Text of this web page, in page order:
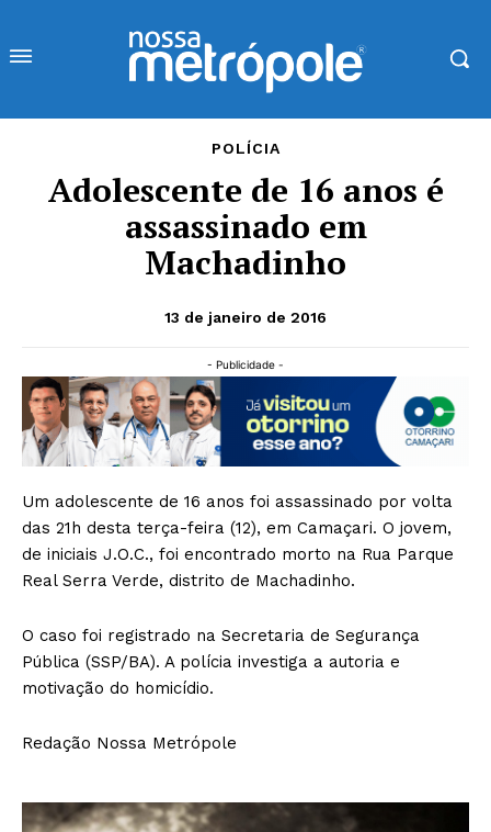
POLÍCIA
Adolescente de 16 anos é
assassinado em
Machadinho
13 de janeiro de 2016
- Publicidade -
Um adolescente de 16 anos foi assassinado por volta
das 21h desta terça-feira (12), em Camaçari. O jovem,
de iniciais J.O.C., foi encontrado morto na Rua Parque
Real Serra Verde, distrito de Machadinho.
O caso foi registrado na Secretaria de Segurança
Pública (SSP/BA). A polícia investiga a autoria e
motivação do homicídio.
Redação Nossa Metrópole